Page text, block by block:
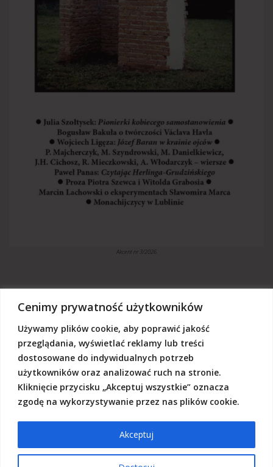
Cenimy prywatność użytkowników
Używamy plików cookie, aby poprawić jakość
przeglądania, wyświetlać reklamy lub treści
dostosowane do indywidualnych potrzeb
użytkowników oraz analizować ruch na stronie.
Kliknięcie przycisku „Akceptuj wszystkie” oznacza
zgodę na wykorzystywanie przez nas plików cookie.
Akceptuj
Akcent nr 3/2026
„Akcent” jest czasopismem niezależnym, utrzymujemy się z dotacji
budżetowych oraz darowizn. Będziemy wdzięczni, jeśli zechcą nas
Państwo wesprzeć dowolną kwotą.
Wschodnia Fundacja Kultury „Akcent”, ul. Grodzka 3, 20-112 Lublin
Nr rachunku:50124015031111000017528667
(z dopiskiem: Darowizna na działalność statutową Wschodniej
Fundacji Kultury Akcent w sferze pożytku publicznego)